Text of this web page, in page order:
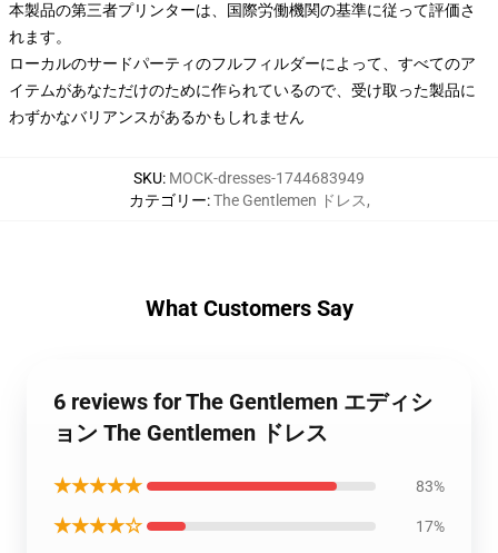
本製品の第三者プリンターは、国際労働機関の基準に従って評価さ
れます。
ローカルのサードパーティのフルフィルダーによって、すべてのア
イテムがあなただけのために作られているので、受け取った製品に
わずかなバリアンスがあるかもしれません
SKU: MOCK-dresses-1744683949
カテゴリー:The Gentlemen ドレス,
What Customers Say
6 reviews for The Gentlemen エディシ
ョン The Gentlemen ドレス
★★★★★ 83%
★★★★☆ 17%